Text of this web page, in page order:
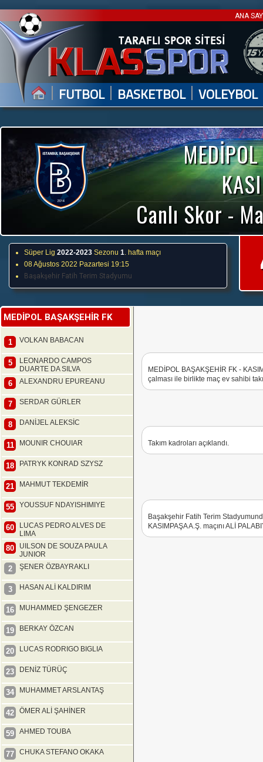
ANA
| FUTBOL | BASKETBOL | VOLEYBOL
Canlı Skor -
Süper Lig 2022-2023 Sezonu 1. hafta maçı
08 Ağustos 2022 Pazartesi 19:15
Başakşehir Fatih Terim Stadyumu
MEDİPOL BAŞAKŞEHİR FK
1 VOLKAN BABACAN
5
LEONARDO CAMPOS
DUARTE DA SILVA
6 ALEXANDRU EPUREANU
7 SERDAR GÜRLER
8 DANİJEL ALEKSİC
11 MOUNIR CHOUIAR
18 PATRYK KONRAD SZYSZ
21 MAHMUT TEKDEMİR
55 YOUSSUF NDAYISHIMIYE
60
LUCAS PEDRO ALVES DE
LIMA
80
UILSON DE SOUZA PAULA
JUNIOR
2 ŞENER ÖZBAYRAKLI
3 HASAN ALİ KALDIRIM
16 MUHAMMED ŞENGEZER
19 BERKAY ÖZCAN
20 LUCAS RODRIGO BIGLIA
23 DENİZ TÜRÜÇ
34 MUHAMMET ARSLANTAŞ
42 ÖMER ALİ ŞAHİNER
59 AHMED TOUBA
77 CHUKA STEFANO OKAKA
MEDİPOL BAŞAKŞEHİR FK -
çalması ile birlikte maç ev sahibi
Takım kadroları açıklandı.
Başakşehir Fatih Terim
KASIMPAŞA A.Ş. maçını ALİ